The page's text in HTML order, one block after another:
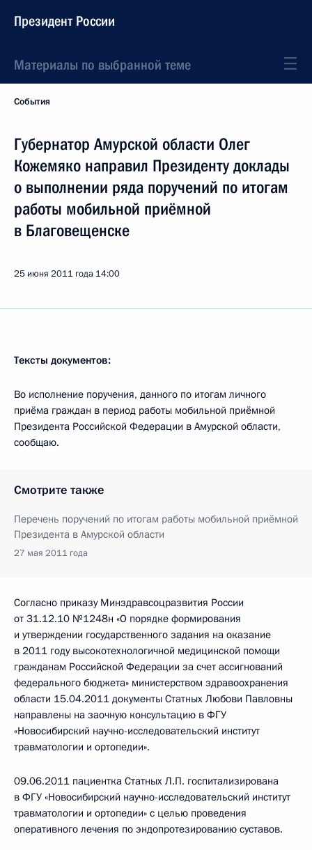
Президент России
Материалы по выбранной теме
События
Губернатор Амурской области Олег
Кожемяко направил Президенту доклады
о выполнении ряда поручений по итогам
работы мобильной приёмной
в Благовещенске
25 июня 2011 года 14:00
Тексты документов:
Во исполнение поручения, данного по итогам личного
приёма граждан в период работы мобильной приёмной
Президента Российской Федерации в Амурской области,
сообщаю.
Смотрите также
Перечень поручений по итогам работы мобильной приёмной
Президента в Амурской области
27 мая 2011 года
Согласно приказу Минздравсоцразвития России
от 31.12.10 №1248н «О порядке формирования
и утверждении государственного задания на оказание
в 2011 году высокотехнологичной медицинской помощи
гражданам Российской Федерации за счет ассигнований
федерального бюджета» министерством здравоохранения
области 15.04.2011 документы Статных Любови Павловны
направлены на заочную консультацию в ФГУ
«Новосибирский научно-исследовательский институт
травматологии и ортопедии».
09.06.2011 пациентка Статных Л.П. госпитализирована
в ФГУ «Новосибирский научно-исследовательский институт
травматологии и ортопедии» с целью проведения
оперативного лечения по эндопротезированию суставов.